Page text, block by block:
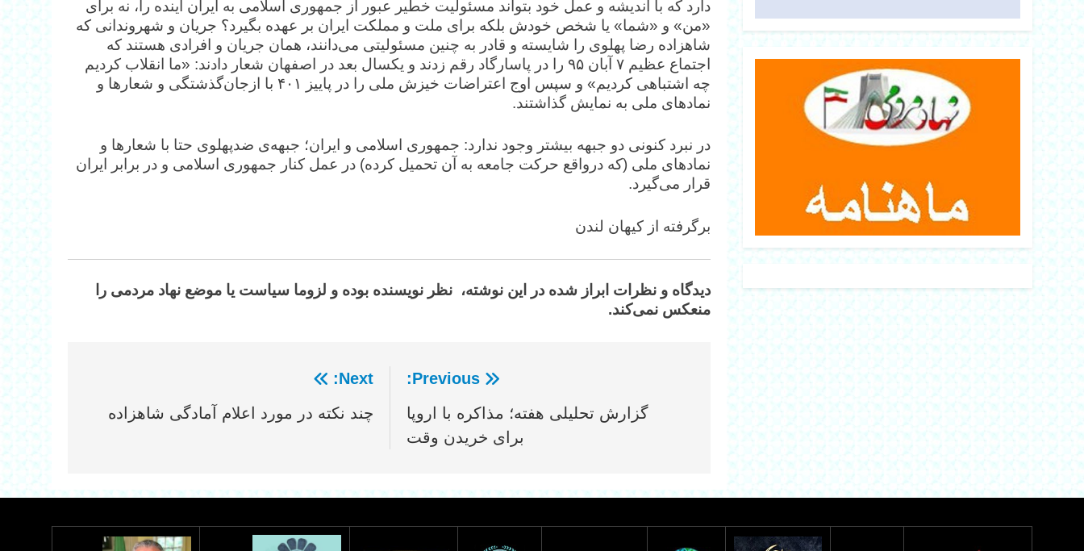
دارد که با اندیشه و عمل خود بتواند مسئولیت خطیر عبور از جمهوری اسلامی به ایران آینده را، نه برای
«من» و «شما» یا شخص خودش بلکه برای ملت و مملکت ایران بر عهده بگیرد؟ جریان و شهروندانی که
شاهزاده رضا پهلوی را شایسته‌ و قادر به چنین مسئولیتی می‌دانند، همان جریان و افرادی هستند که
اجتماع عظیم ۷ آبان ۹۵ را در پاسارگاد رقم زدند و یکسال بعد در اصفهان شعار دادند: «ما انقلاب کردیم
چه اشتباهی کردیم» و سپس اوج اعتراضات خیزش ملی را در پاییز ۴۰۱ با ازجان‌گذشتگی و شعارها و
نمادهای ملی به نمایش گذاشتند.
در نبرد کنونی دو جبهه بیشتر وجود ندارد: جمهوری اسلامی و ایران؛ جبهه‌ی ضدپهلوی حتا با شعارها و
نمادهای ملی (که درواقع حرکت جامعه به آن تحمیل کرده) در عمل کنار جمهوری اسلامی و در برابر ایران
قرار می‌گیرد.
برگرفته از کیهان لندن
دیدگاه‌ و نظرات ابراز شده در این نوشته، نظر نویسنده بوده و لزوما سیاست یا موضع نهاد مردمی را
منعکس نمی‌کند.
نوشته
Previous:
گزارش تحلیلی هفته؛ مذاکره با اروپا
برای خریدن وقت
Next:
چند نکته در مورد اعلام آمادگی شاهزاده